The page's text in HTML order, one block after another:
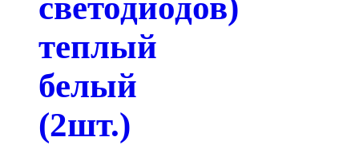
светодиодов)
теплый
белый
(2шт.)